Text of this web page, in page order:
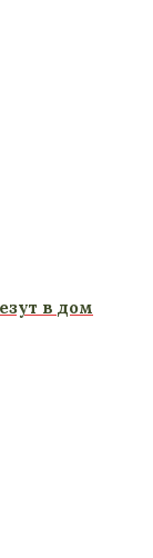
в дом